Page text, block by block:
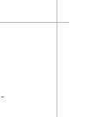
-